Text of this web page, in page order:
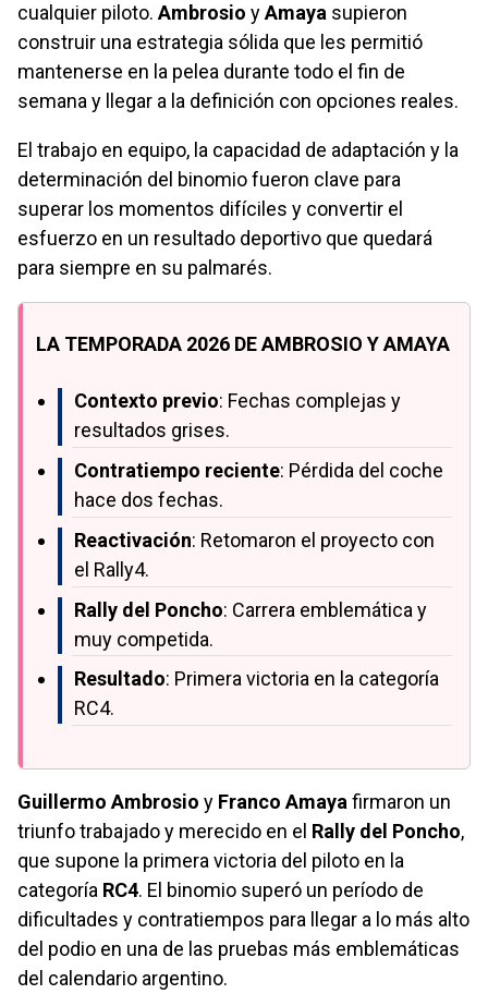
cualquier piloto.Ambrosio yAmaya supieron
construir una estrategia sólida que les permitió
mantenerse en la pelea durante todo el fin de
semana y llegar a la definición con opciones reales.
El trabajo en equipo, la capacidad de adaptación y la
determinación del binomio fueron clave para
superar los momentos difíciles y convertir el
esfuerzo en un resultado deportivo que quedará
para siempre en su palmarés.
LA TEMPORADA 2026 DE AMBROSIO Y AMAYA
Contexto previo: Fechas complejas y
resultados grises.
Contratiempo reciente: Pérdida del coche
hace dos fechas.
Reactivación: Retomaron el proyecto con
el Rally4.
Rally del Poncho: Carrera emblemática y
muy competida.
Resultado: Primera victoria en la categoría
RC4.
Guillermo Ambrosio y Franco Amayafirmaron un
triunfo trabajado y merecido en el Rally del Poncho,
que supone la primera victoria del piloto en la
categoría RC4. El binomio superó un período de
dificultades y contratiempos para llegar a lo más alto
del podio en una de las pruebas más emblemáticas
del calendario argentino.